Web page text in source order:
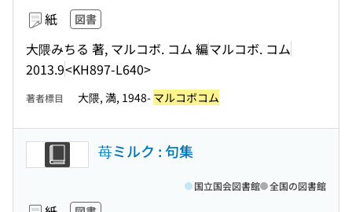
紙 図書
大隈みちる 著, マルコボ. コム 編マルコボ. コム
2013.9<KH897-L640>
著者標目 大隈, 満, 1948- マルコボコム
苺ミルク : 句集
国立国会図書館 全国の図書館